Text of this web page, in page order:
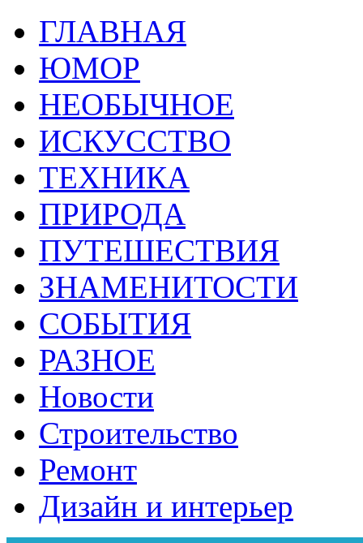
ГЛАВНАЯ
ЮМОР
НЕОБЫЧНОЕ
ИСКУССТВО
ТЕХНИКА
ПРИРОДА
ПУТЕШЕСТВИЯ
ЗНАМЕНИТОСТИ
СОБЫТИЯ
РАЗНОЕ
Новости
Строительство
Ремонт
Дизайн и интерьер